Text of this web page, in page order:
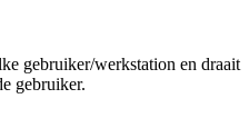
gebruiker/werkstation en draait
gebruiker.